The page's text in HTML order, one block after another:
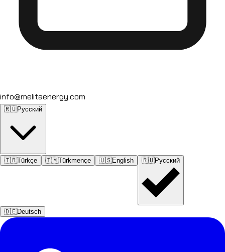
info@melitaenergy.com
🇷🇺Русский
🇹🇷Türkçe 🇹🇲Türkmençe 🇺🇸English 🇷🇺Русский
🇩🇪Deutsch